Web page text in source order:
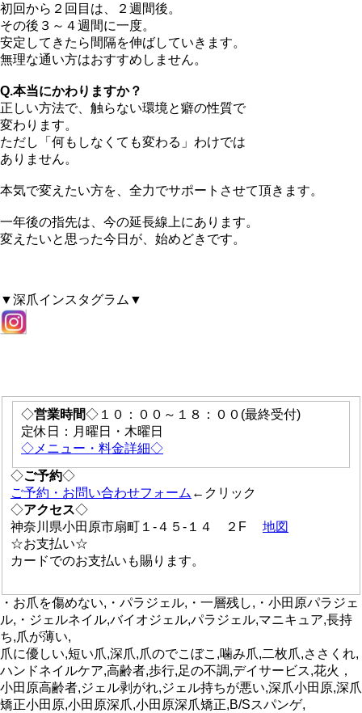
初回から２回目は、２週間後。
その後３～４週間に一度。
安定してきたら間隔を伸ばしていきます。
無理な通い方はおすすめしません。
Q.本当にかわりますか？
正しい方法で、触らない環境と癖の性質で
変わります。
ただし「何もしなくても変わる」わけでは
ありません。
本気で変えたい方を、全力でサポートさせて頂きます。
一年後の指先は、今の延長線上にあります。
変えたいと思った今日が、始めどきです。
▼深爪インスタグラム▼
◇営業時間◇１０：００～１８：００(最終受付)
定休日：月曜日・木曜日
◇メニュー・料金詳細◇
◇ご予約◇
ご予約・お問い合わせフォーム ←クリック
◇アクセス◇
神奈川県小田原市扇町１-４５-１４ ２F 地図
☆お支払い☆
カードでのお支払いも賜ります。
・お爪を傷めない,・パラジェル,・一層残し,・小田原パラジェ
ル,・ジェルネイル,バイオジェル,パラジェル,マニキュア,長持
ち,爪が薄い,
爪に優しい,短い爪,深爪,爪のでこぼこ,噛み爪,二枚爪,ささくれ,
ハンドネイルケア,高齢者,歩行,足の不調,デイサービス,花火，
小田原高齢者,ジェル剥がれ,ジェル持ちが悪い,深爪小田原,深爪
矯正小田原,小田原深爪,小田原深爪矯正,B/Sスパンゲ,